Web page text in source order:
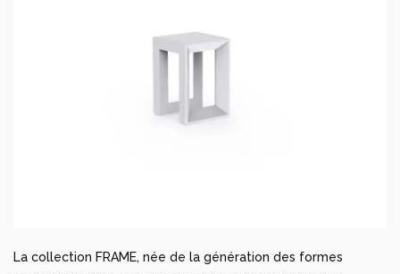
La collection FRAME, née de la génération des formes